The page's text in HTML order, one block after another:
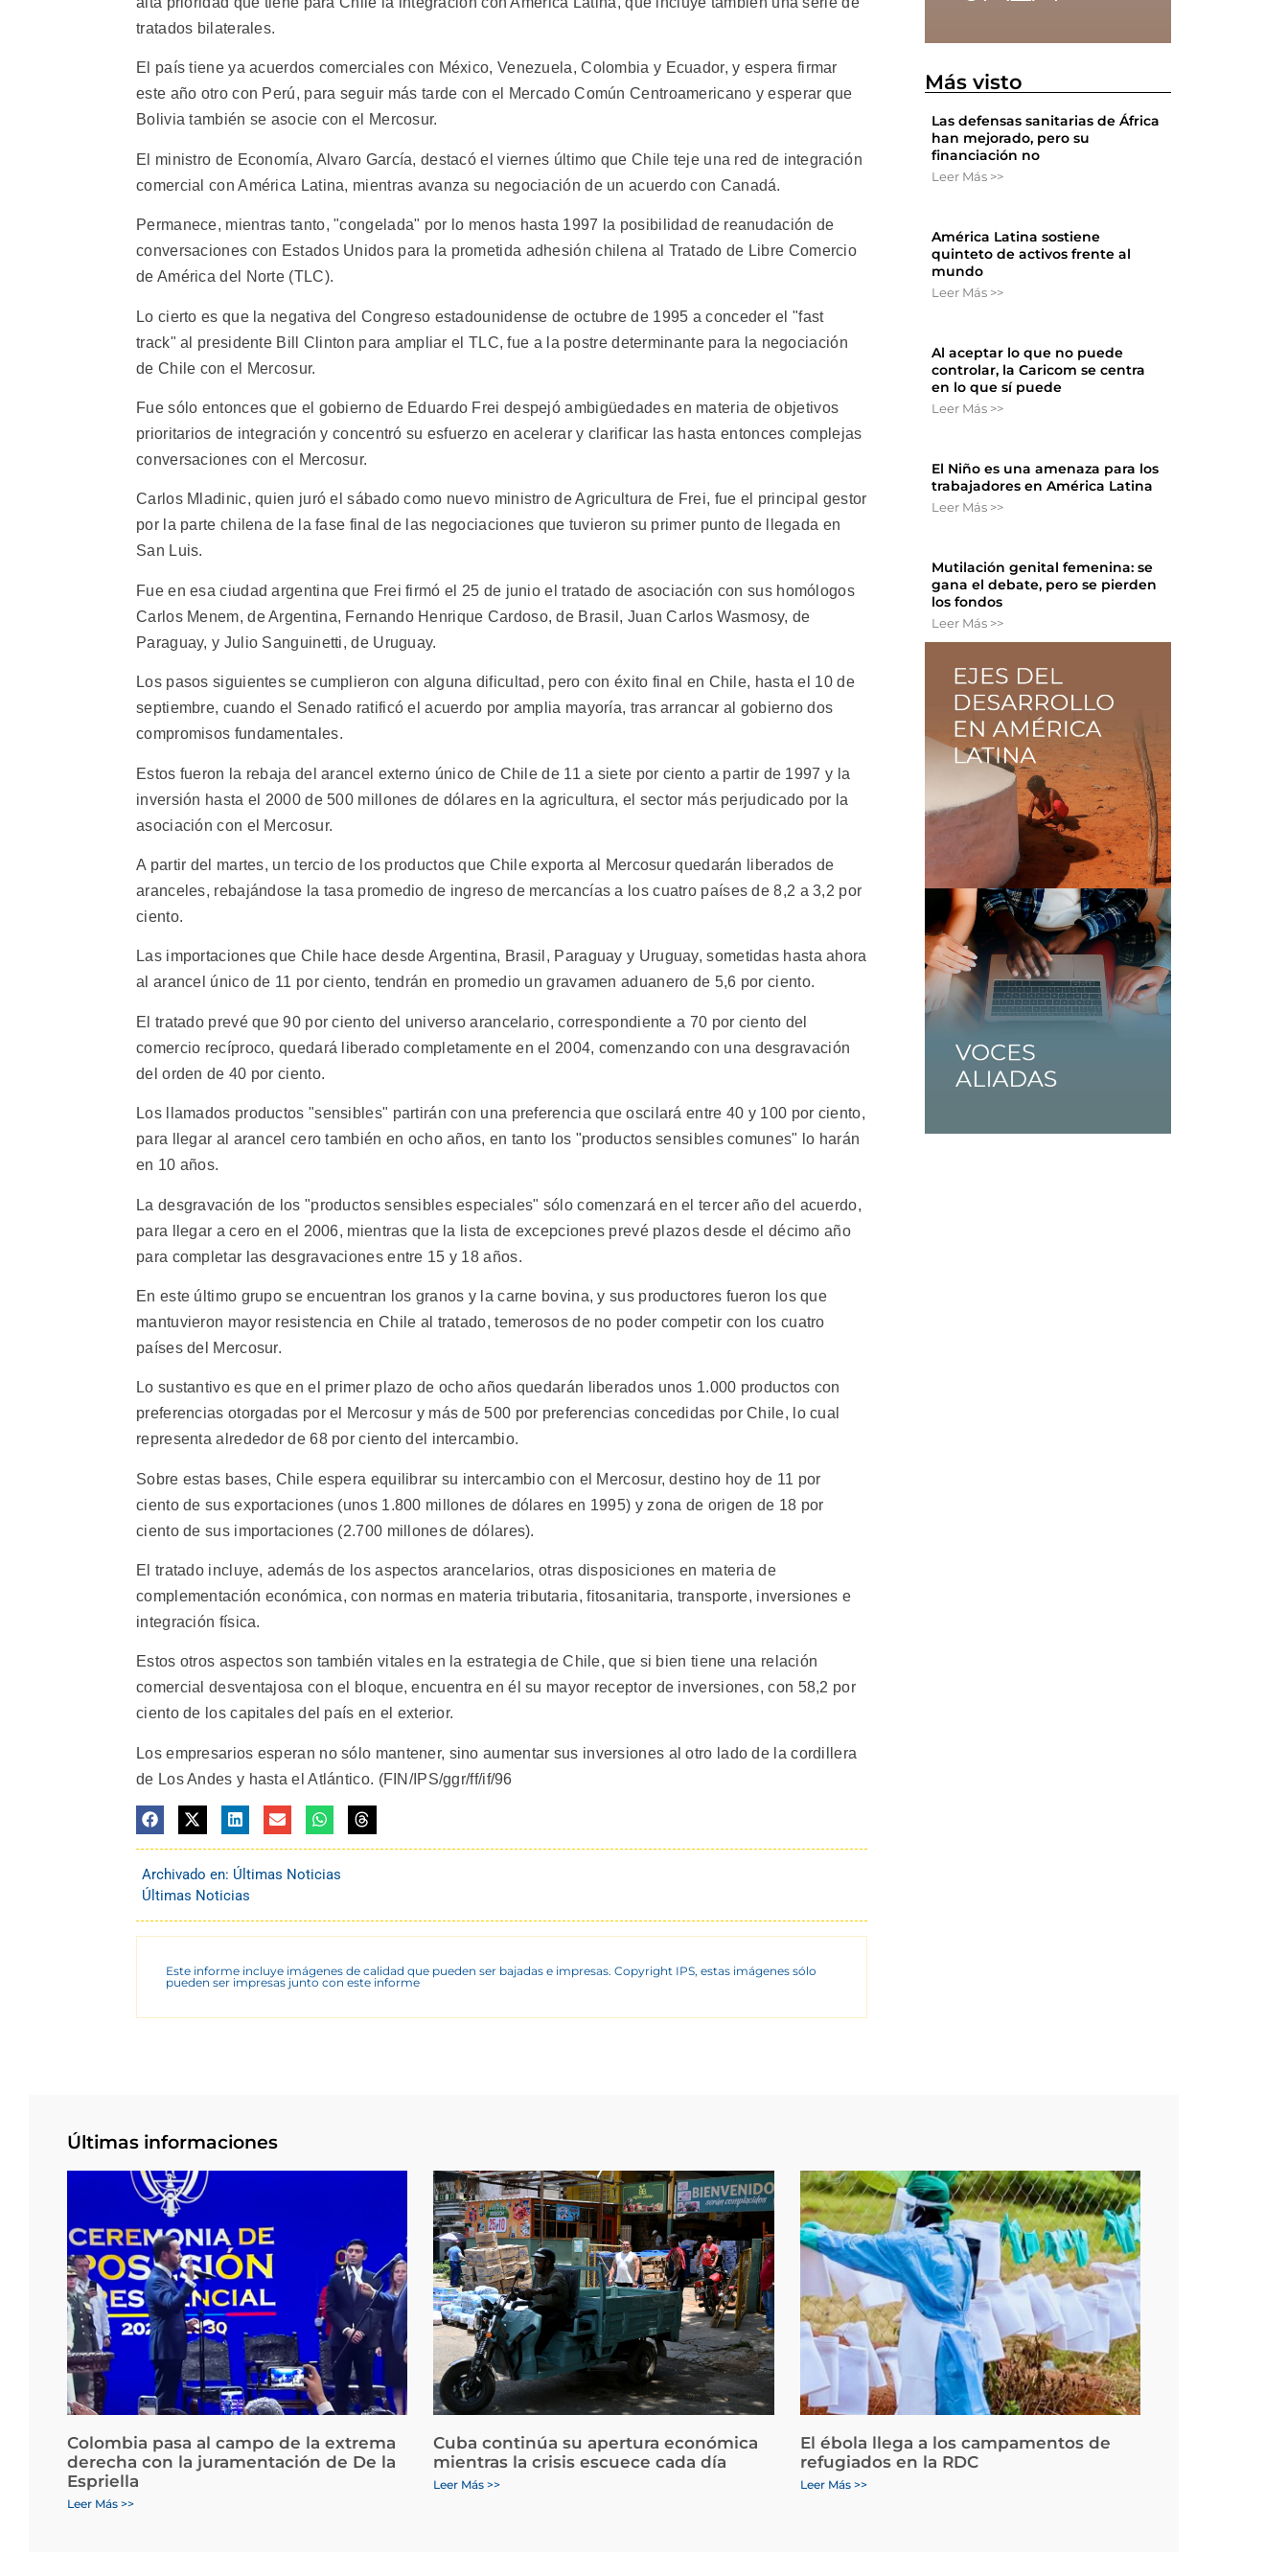
tratados bilaterales.
El país tiene ya acuerdos comerciales con México, Venezuela, Colombia y Ecuador, y espera firmar
este año otro con Perú, para seguir más tarde con el Mercado Común Centroamericano y esperar que
Bolivia también se asocie con el Mercosur.
El ministro de Economía, Alvaro García, destacó el viernes último que Chile teje una red de integración
comercial con América Latina, mientras avanza su negociación de un acuerdo con Canadá.
Permanece, mientras tanto, "congelada" por lo menos hasta 1997 la posibilidad de reanudación de
conversaciones con Estados Unidos para la prometida adhesión chilena al Tratado de Libre Comercio
de América del Norte (TLC).
Lo cierto es que la negativa del Congreso estadounidense de octubre de 1995 a conceder el "fast
track" al presidente Bill Clinton para ampliar el TLC, fue a la postre determinante para la negociación
de Chile con el Mercosur.
Fue sólo entonces que el gobierno de Eduardo Frei despejó ambigüedades en materia de objetivos
prioritarios de integración y concentró su esfuerzo en acelerar y clarificar las hasta entonces complejas
conversaciones con el Mercosur.
Carlos Mladinic, quien juró el sábado como nuevo ministro de Agricultura de Frei, fue el principal gestor
por la parte chilena de la fase final de las negociaciones que tuvieron su primer punto de llegada en
San Luis.
Fue en esa ciudad argentina que Frei firmó el 25 de junio el tratado de asociación con sus homólogos
Carlos Menem, de Argentina, Fernando Henrique Cardoso, de Brasil, Juan Carlos Wasmosy, de
Paraguay, y Julio Sanguinetti, de Uruguay.
Los pasos siguientes se cumplieron con alguna dificultad, pero con éxito final en Chile, hasta el 10 de
septiembre, cuando el Senado ratificó el acuerdo por amplia mayoría, tras arrancar al gobierno dos
compromisos fundamentales.
Estos fueron la rebaja del arancel externo único de Chile de 11 a siete por ciento a partir de 1997 y la
inversión hasta el 2000 de 500 millones de dólares en la agricultura, el sector más perjudicado por la
asociación con el Mercosur.
A partir del martes, un tercio de los productos que Chile exporta al Mercosur quedarán liberados de
aranceles, rebajándose la tasa promedio de ingreso de mercancías a los cuatro países de 8,2 a 3,2 por
ciento.
Las importaciones que Chile hace desde Argentina, Brasil, Paraguay y Uruguay, sometidas hasta ahora
al arancel único de 11 por ciento, tendrán en promedio un gravamen aduanero de 5,6 por ciento.
El tratado prevé que 90 por ciento del universo arancelario, correspondiente a 70 por ciento del
comercio recíproco, quedará liberado completamente en el 2004, comenzando con una desgravación
del orden de 40 por ciento.
Los llamados productos "sensibles" partirán con una preferencia que oscilará entre 40 y 100 por ciento,
para llegar al arancel cero también en ocho años, en tanto los "productos sensibles comunes" lo harán
en 10 años.
La desgravación de los "productos sensibles especiales" sólo comenzará en el tercer año del acuerdo,
para llegar a cero en el 2006, mientras que la lista de excepciones prevé plazos desde el décimo año
para completar las desgravaciones entre 15 y 18 años.
En este último grupo se encuentran los granos y la carne bovina, y sus productores fueron los que
mantuvieron mayor resistencia en Chile al tratado, temerosos de no poder competir con los cuatro
países del Mercosur.
Lo sustantivo es que en el primer plazo de ocho años quedarán liberados unos 1.000 productos con
preferencias otorgadas por el Mercosur y más de 500 por preferencias concedidas por Chile, lo cual
representa alrededor de 68 por ciento del intercambio.
Sobre estas bases, Chile espera equilibrar su intercambio con el Mercosur, destino hoy de 11 por
ciento de sus exportaciones (unos 1.800 millones de dólares en 1995) y zona de origen de 18 por
ciento de sus importaciones (2.700 millones de dólares).
El tratado incluye, además de los aspectos arancelarios, otras disposiciones en materia de
complementación económica, con normas en materia tributaria, fitosanitaria, transporte, inversiones e
integración física.
Estos otros aspectos son también vitales en la estrategia de Chile, que si bien tiene una relación
comercial desventajosa con el bloque, encuentra en él su mayor receptor de inversiones, con 58,2 por
ciento de los capitales del país en el exterior.
Los empresarios esperan no sólo mantener, sino aumentar sus inversiones al otro lado de la cordillera
de Los Andes y hasta el Atlántico. (FIN/IPS/ggr/ff/if/96
Archivado en: Últimas Noticias
Últimas Noticias
Este informe incluye imágenes de calidad que pueden ser bajadas e impresas. Copyright IPS, estas imágenes sólo
pueden ser impresas junto con este informe
Más visto
Las defensas sanitarias de África
han mejorado, pero su
financiación no
Leer Más >>
América Latina sostiene
quinteto de activos frente al
mundo
Leer Más >>
Al aceptar lo que no puede
controlar, la Caricom se centra
en lo que sí puede
Leer Más >>
El Niño es una amenaza para los
trabajadores en América Latina
Leer Más >>
Mutilación genital femenina: se
gana el debate, pero se pierden
los fondos
Leer Más >>
Últimas informaciones
Colombia pasa al campo de la extrema
derecha con la juramentación de De la
Espriella
Leer Más >>
Cuba continúa su apertura económica
mientras la crisis escuece cada día
Leer Más >>
El ébola llega a los campamentos de
refugiados en la RDC
Leer Más >>